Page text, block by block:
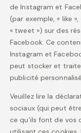
de Instagram et
(par exemple, « like
« tweet ») sur des
Facebook. Ce
Instagram et
peut stocker et
publicité
Veuillez lire la
sociaux (qui peut
ce qu’ils font de vos